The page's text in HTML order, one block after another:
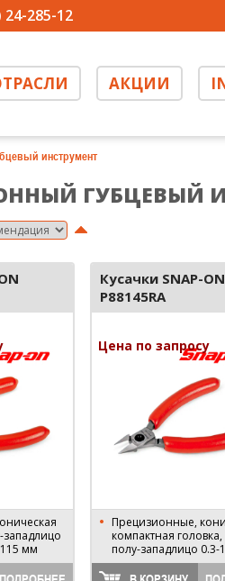
24-285-12
АКЦИИ
инструмент
ГУБЦЕВЫЙ
западлицо
мм
Кусачки SNAP-ON
P88145RA
Цена по запросу
Прецизионные,
компактная
полу-западлицо 0.3-
115 мм